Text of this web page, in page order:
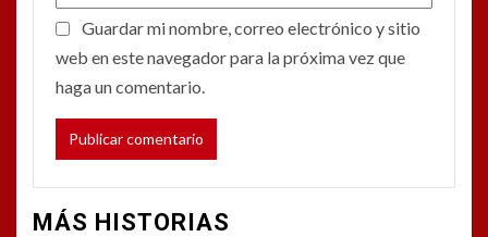
Guardar mi nombre, correo electrónico y sitio
web en este navegador para la próxima vez que
haga un comentario.
MÁS HISTORIAS